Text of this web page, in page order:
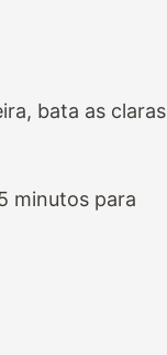
bata as claras
minutos para